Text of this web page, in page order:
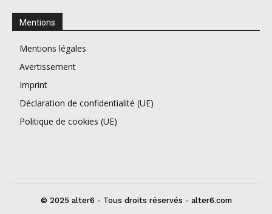
Mentions
Mentions légales
Avertissement
Imprint
Déclaration de confidentialité (UE)
Politique de cookies (UE)
© 2025 alter6 - Tous droits réservés - alter6.com